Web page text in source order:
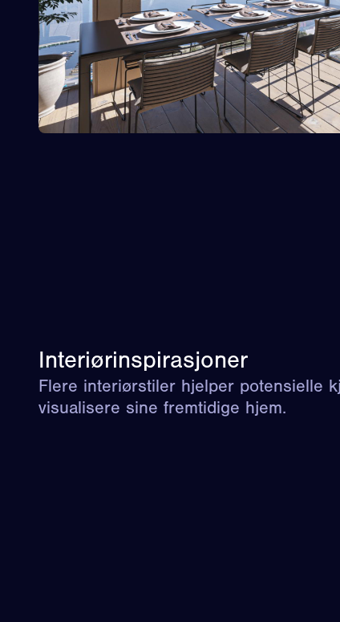
Interiørinspirasjoner
Flere interiørstiler hjelper potensielle
visualisere sine fremtidige hjem.